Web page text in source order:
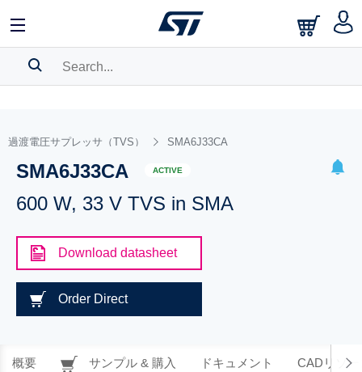
BOOKMARK
Pleaselog into show your saved searches.
過渡電圧サプレッサ（TVS） SMA6J33CA
SMA6J33CA ACTIVE
600 W, 33 V TVS in SMA
Download datasheet
Order Direct
概要 サンプル & 購入 ドキュメント CADリソー